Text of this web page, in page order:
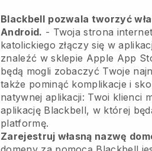
Blackbell pozwala tworzyć
Android. - Twoja strona
katolickiego złączy się w
znaleźć w sklepie Apple App
będą mogli zobaczyć Twoje
także pominąć komplikacje i
natywnej aplikacji: Twoi klienci
aplikację Blackbell, w której
platformę.
Zarejestruj własną nazwę